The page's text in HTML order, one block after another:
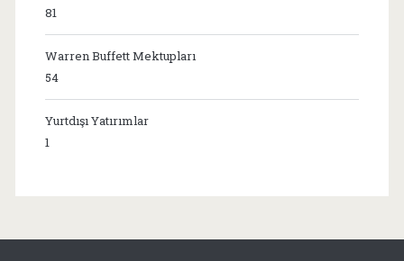
81
Warren Buffett Mektupları
54
Yurtdışı Yatırımlar
1